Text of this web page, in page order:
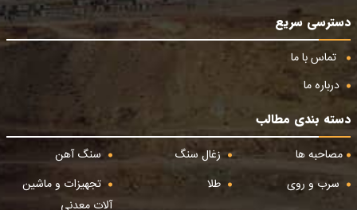
دسترسی سریع
تماس با ما
درباره ما
دسته بندی مطالب
مصاحبه ها
زغال سنگ
سنگ آهن
سرب و روی
طلا
تجهیزات و ماشین
آلات معدنی